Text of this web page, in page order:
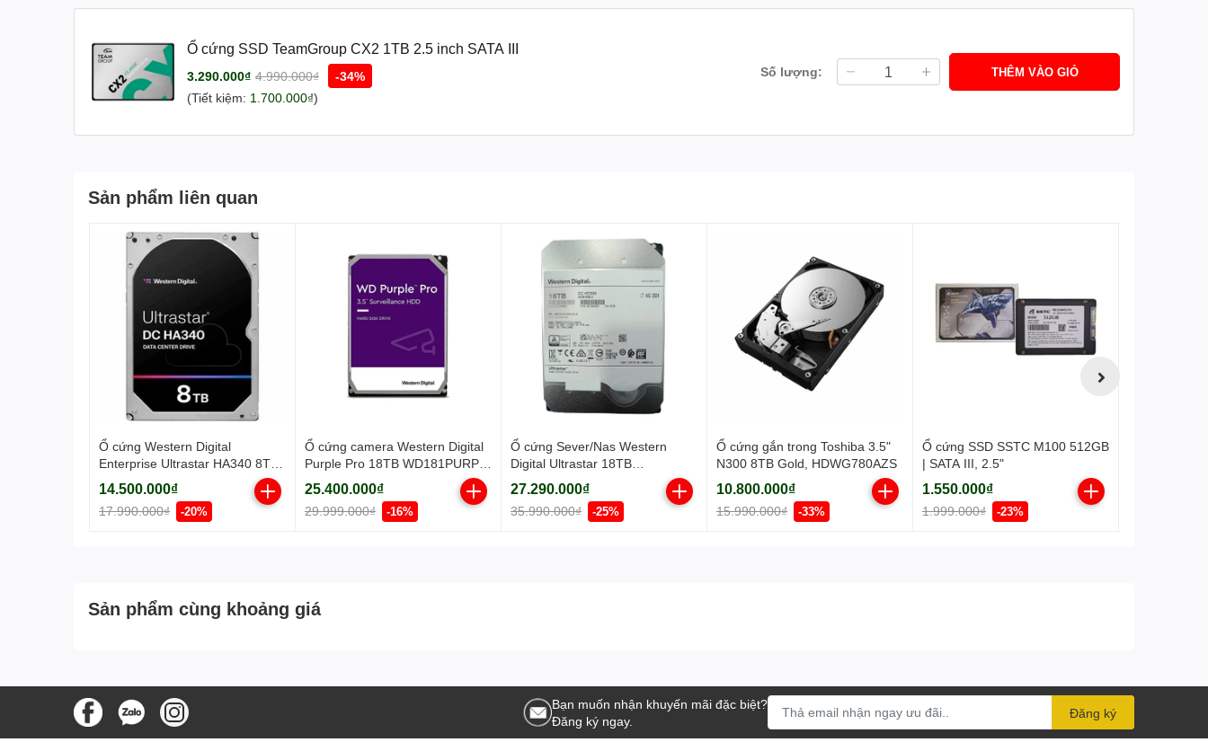
Ổ cứng SSD TeamGroup CX2 1TB 2.5 inch SATA III
3.290.000₫ 4.990.000₫
-34%
(Tiết kiệm: 1.700.000₫)
Số lượng: THÊM VÀO GIỎ
Sản phẩm liên quan
Ổ cứng Western Digital
Enterprise Ultrastar HA340 8TB
7200RPM 256MB-
WUS721208BLE6L4
14.500.000₫
17.990.000₫ -20%
Ổ cứng camera Western Digital
Purple Pro 18TB WD181PURP
(3.5Inch/ 7200rpm/ Cache
256MB/ SATA3)
25.400.000₫
29.999.000₫ -16%
Ổ cứng Sever/Nas Western
Digital Ultrastar 18TB
WUH722018CLE6L4-0B48723
DC HC 555 3.5inch/ SATA/
7200rpm/ 512MB
27.290.000₫
35.990.000₫ -25%
Ổ cứng gắn trong Toshiba 3.5"
N300 8TB Gold, HDWG780AZS
10.800.000₫
15.990.000₫ -33%
Ổ cứng SSD SSTC M100 512GB
| SATA III, 2.5"
1.550.000₫
1.999.000₫ -23%
Sản phẩm cùng khoảng giá
Bạn muốn nhận khuyến mãi đặc biệt?
Đăng ký ngay.
Đăng ký